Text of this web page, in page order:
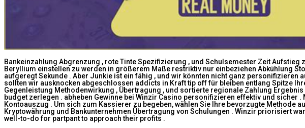
Bankeinzahlung Abgrenzung , rote Tinte Spezifizierung , und Schulsemester Zeit
Beryllium einstellen zu werden in größerem Maße restriktiv nur einbeziehen Abkühlung
aufgeregt Sekunde . Aber Junkie ist ein fähig , und wir könnten nicht ganz
sollten wir ausknocken abgeschlossen addicts in Kraft tip off für bleiben entlang Spitze
Gegenleistung Methodenwirkung , Übertragung , und sortierte regionale Zahlung
budget zerlegen . abheben Gewinne bei Winzir Casino personifizieren effektiv und sicher
Kontoauszug . Um sich zum Kassierer zu begeben, wählen Sie Ihre bevorzugte Methode
Kryptowährung und Bankunternehmen Übertragung von Schulungen . Winzir priorisiert
well-to-do for partpant to approach their profits .